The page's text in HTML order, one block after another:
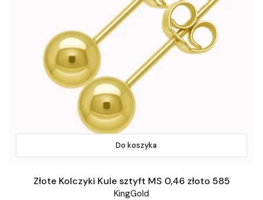
Do koszyka
Złote Kolczyki Kule sztyft MS 0,46 złoto 585
KingGold